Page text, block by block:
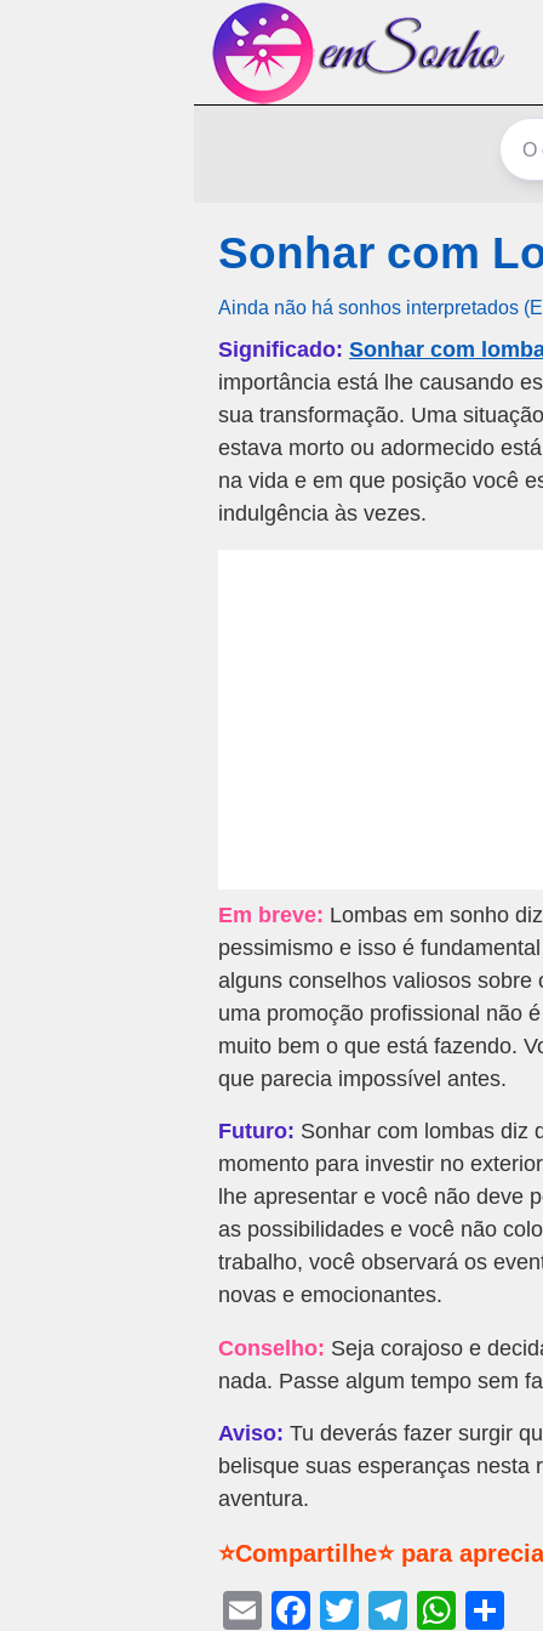
Sonhar com
Ainda não há sonhos interpretados
Significado: Sonhar com
importância está lhe causando
sua transformação. Uma
estava morto ou adormecido
na vida e em que posição você
indulgência às vezes.
Em breve: Lombas em sonho
pessimismo e isso é
alguns conselhos valiosos sobre
uma promoção profissional não
muito bem o que está fazendo.
que parecia impossível antes.
Futuro: Sonhar com lombas diz
momento para investir no
lhe apresentar e você não deve
as possibilidades e você não
trabalho, você observará os
novas e emocionantes.
Conselho: Seja corajoso e
nada. Passe algum tempo sem
Aviso: Tu deverás fazer surgir
belisque suas esperanças nesta
aventura.
⭐Compartilhe⭐ para
E
F
T
T
W